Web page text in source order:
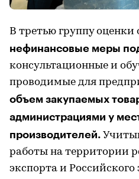
В третью группу оценки
нефинансовые меры
консультационные и
проводимые для
объем закупаемых
администрациями у
производителей.
работы на территории
экспорта и Российского